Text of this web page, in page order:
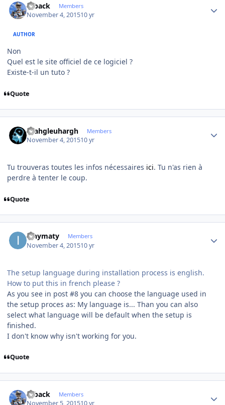
ryback Members
November 4, 201510 yr
AUTHOR
Non
Quel est le site officiel de ce logiciel ?
Existe-t-il un tuto ?
Quote
rhahgleuhargh Members
November 4, 201510 yr
Tu trouveras toutes les infos nécessaires ici. Tu n'as rien à
perdre à tenter le coup.
Quote
ianymaty Members
November 4, 201510 yr
The setup language during installation process is english.
How to put this in french please ?
As you see in post #8 you can choose the language used in
the setup proces as: My language is... Than you can also
select what language will be default when the setup is
finished.
I don't know why isn't working for you.
Quote
ryback Members